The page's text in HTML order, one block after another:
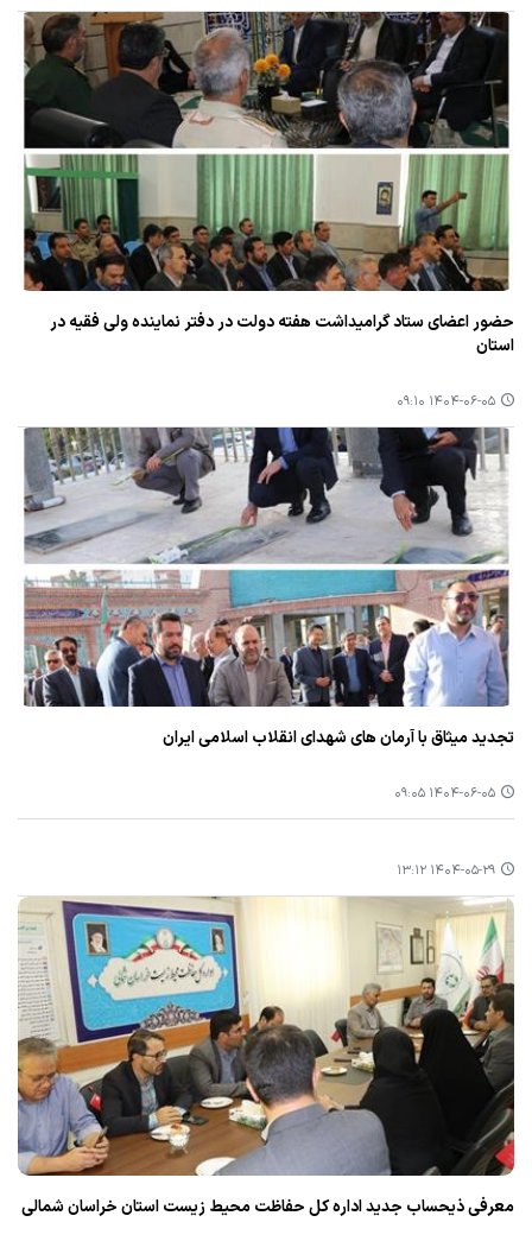
حضور اعضای ستاد گرامیداشت هفته دولت در دفتر نماینده ولی فقیه در
استان
۱۴۰۴-۰۶-۰۵ ۰۹:۱۰
تجدید میثاق با آرمان های شهدای انقلاب اسلامی ایران
۱۴۰۴-۰۶-۰۵ ۰۹:۰۵
۱۴۰۴-۰۵-۲۹ ۱۳:۱۲
معرفی ذیحساب جدید اداره كل حفاظت محیط زیست استان خراسان شمالی